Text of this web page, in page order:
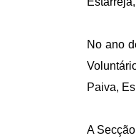
No ano
Paiva,
A